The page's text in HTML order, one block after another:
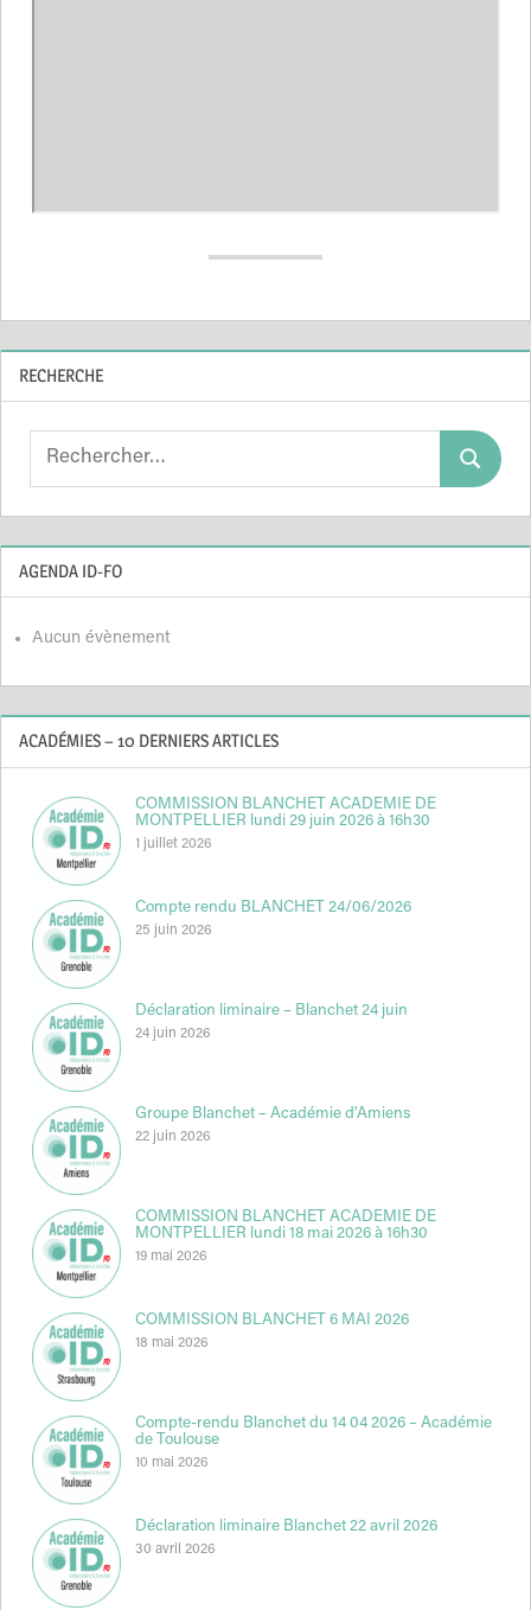
RECHERCHE
Search
Search
AGENDA ID-FO
Aucun évènement
ACADÉMIES – 10 DERNIERS ARTICLES
COMMISSION BLANCHET ACADEMIE DE
MONTPELLIER lundi 29 juin 2026 à 16h30
1 juillet 2026
Compte rendu BLANCHET 24/06/2026
25 juin 2026
Déclaration liminaire – Blanchet 24 juin
24 juin 2026
Groupe Blanchet – Académie d’Amiens
22 juin 2026
COMMISSION BLANCHET ACADEMIE DE
MONTPELLIER lundi 18 mai 2026 à 16h30
19 mai 2026
COMMISSION BLANCHET 6 MAI 2026
18 mai 2026
Compte-rendu Blanchet du 14 04 2026 – Académie
de Toulouse
10 mai 2026
Déclaration liminaire Blanchet 22 avril 2026
30 avril 2026